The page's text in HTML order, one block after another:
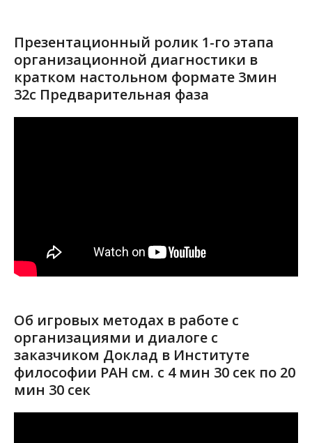
Презентационный ролик 1-го этапа
организационной диагностики в
кратком настольном формате 3мин
32с Предварительная фаза
Об игровых методах в работе с
организациями и диалоге с
заказчиком Доклад в Институте
философии РАН см. с 4 мин 30 сек по 20
мин 30 сек